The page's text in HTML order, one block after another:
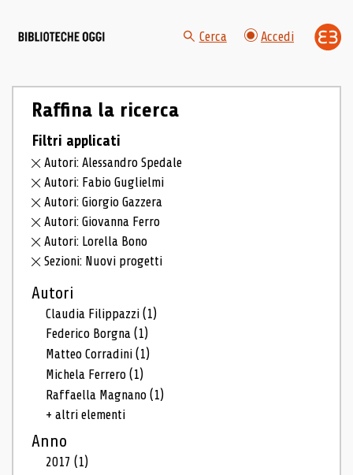
Cerca Accedi
Raffina la ricerca
Filtri applicati
Autori: Alessandro Spedale
Autori: Fabio Guglielmi
Autori: Giorgio Gazzera
Autori: Giovanna Ferro
Autori: Lorella Bono
Sezioni: Nuovi progetti
Autori
Claudia Filippazzi(1)
Federico Borgna(1)
Matteo Corradini(1)
Michela Ferrero(1)
Raffaella Magnano(1)
+ altri elementi
Anno
2017(1)